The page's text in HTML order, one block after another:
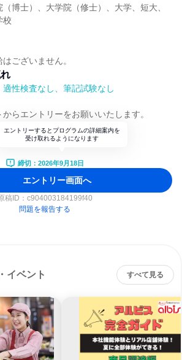
博士）、大学院（修士）、大学、短大、
校
ございません。
性検査なし、筆記試験なし
らエントリーをお願いいたします。
エントリーするとプログラムの詳細案内を
受け取れるようになります
締切：2026年9月18日
エントリー画面へ
稿ID： c904003184199f40
問題を報告する
イベント すべて見る